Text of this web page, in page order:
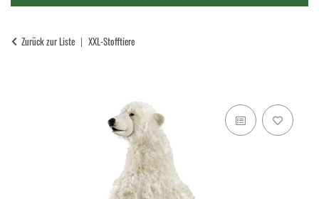
Zurück zur Liste XXL-Stofftiere